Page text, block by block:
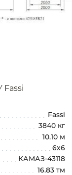
Fassi
Fassi
3840 кг
10.10 м
6х6
КАМАЗ-43118
16.83 тм